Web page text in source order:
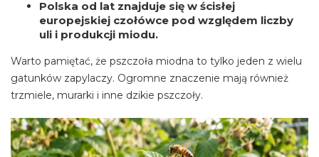
Polska od lat znajduje się w ścisłej
europejskiej czołówce pod względem liczby
uli i produkcji miodu.
Warto pamiętać, że pszczoła miodna to tylko jeden z wielu
gatunków zapylaczy. Ogromne znaczenie mają również
trzmiele, murarki i inne dzikie pszczoły.